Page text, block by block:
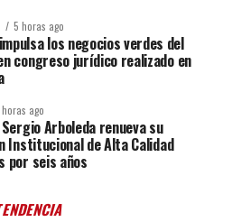
5 horas ago
impulsa los negocios verdes del
congreso jurídico realizado en
ago
Arboleda renueva su
Institucional de Alta Calidad
por seis años